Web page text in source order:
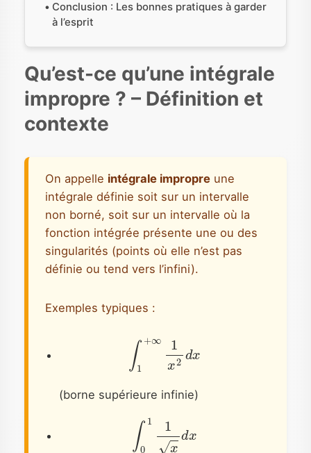
Conclusion : Les bonnes pratiques à garder
à l’esprit
Qu’est-ce qu’une intégrale
impropre ? – Définition et
contexte
On appelle intégrale impropre une
intégrale définie soit sur un intervalle
non borné, soit sur un intervalle où la
fonction intégrée présente une ou des
singularités (points où elle n’est pas
définie ou tend vers l’infini).
Exemples typiques :
1+∞1 x
(borne supérieure infinie)
∫0 x